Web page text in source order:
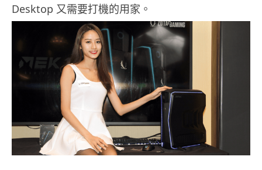
Desktop 又需要打機的用家。